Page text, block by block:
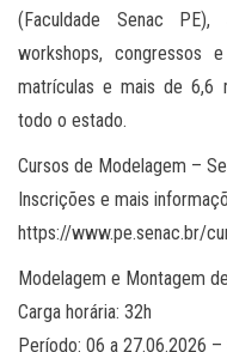
(Faculdade Senac
workshops, congressos
matrículas e mais de 6,6
todo o estado.
Cursos de Modelagem –
Inscrições e mais
https://www.pe.senac.br/
Modelagem e Montagem
Carga horária: 32h
Período: 06 a 27.06.2026